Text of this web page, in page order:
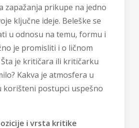
zapažanja prikupe na jedno
ključne ideje. Beleške se
u odnosu na temu, formu i
je promisliti i o ličnom
je kritičara ili kritičarku
Kakva je atmosfera u
korišteni postupci uspešno
i vrsta kritike